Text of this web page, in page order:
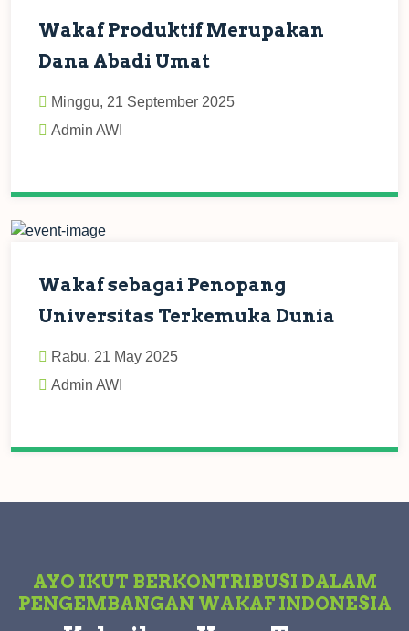
Wakaf Produktif Merupakan
Dana Abadi Umat
Minggu, 21 September 2025
Admin AWI
Wakaf sebagai Penopang
Universitas Terkemuka Dunia
Rabu, 21 May 2025
Admin AWI
AYO IKUT BERKONTRIBUSI DALAM
PENGEMBANGAN WAKAF INDONESIA